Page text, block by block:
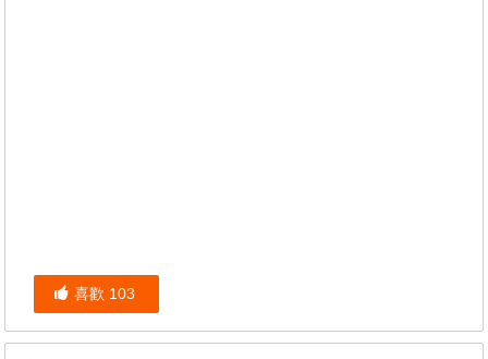
喜歡 103